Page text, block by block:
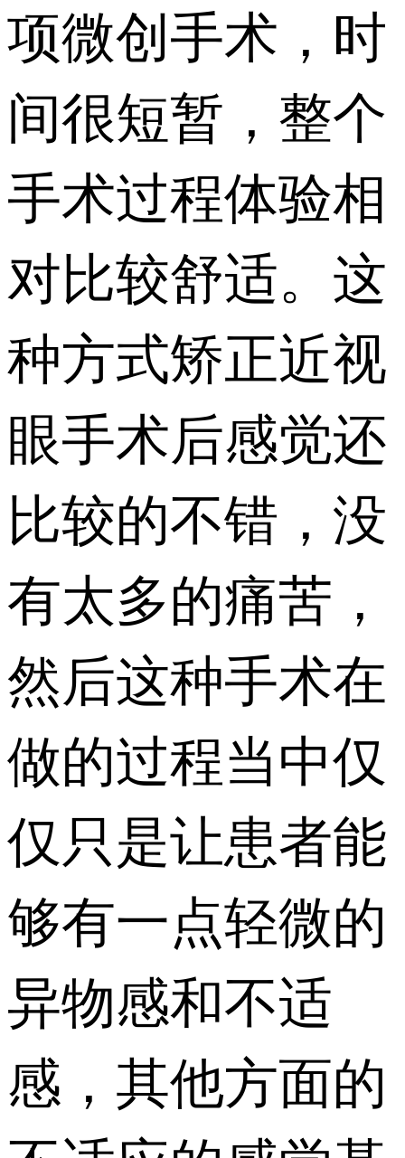
项微创手术，时
间很短暂，整个
手术过程体验相
对比较舒适。这
种方式矫正近视
眼手术后感觉还
比较的不错，没
有太多的痛苦，
然后这种手术在
做的过程当中仅
仅只是让患者能
够有一点轻微的
异物感和不适
感，其他方面的